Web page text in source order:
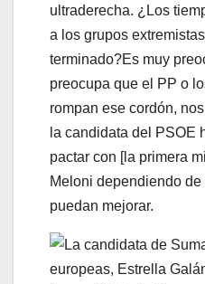
ultraderecha. ¿Los
a los grupos
terminado?Es muy
preocupa que el PP o
rompan ese cordón,
la candidata del PSOE
pactar con [la primera
Meloni dependiendo
puedan mejorar.